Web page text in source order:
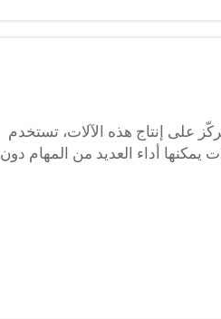
على إنتاج هذه الآلات، تستخدم
يمكنها أداء العديد من المهام دون